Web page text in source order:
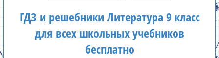
ГДЗ и решебники Литература 9 класс
для всех школьных учебников
бесплатно